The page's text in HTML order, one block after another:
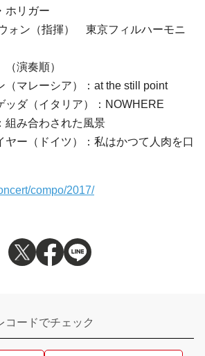
ホリガー
ォン（指揮） 東京フィルハーモニ
（演奏順）
（マレーシア）：at the still point
ッダ（イタリア）：NOWHERE
組み合わされた風景
ヤー（ドイツ）：私はかつて人肉を口
compo/2017/
コードでチェック